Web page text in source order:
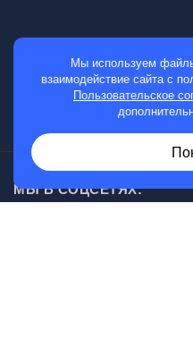
МАГАЗИН
Мужские часы
МЫ В СОЦСЕТЯХ:
Мы используем
взаимодействие сайта с
Пользовательское